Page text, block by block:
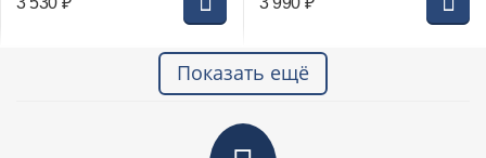
Показать ещё